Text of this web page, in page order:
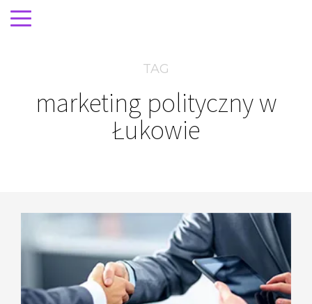
TAG
marketing polityczny w
Łukowie